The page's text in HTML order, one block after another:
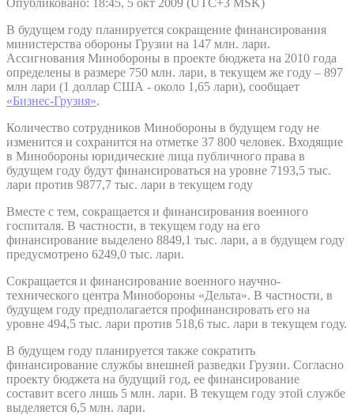
В будущем году планируется сокращение финансирования
министерства обороны Грузии на 147 млн. лари.
Ассигнования Минобороны в проекте бюджета на 2010 года
определены в размере 750 млн. лари, в текущем же году – 897
млн лари (1 доллар США - около 1,65 лари), сообщает
«Бизнес-Грузия».
Количество сотрудников Минобороны в будущем году не
изменится и сохранится на отметке 37 800 человек. Входящие
в Минобороны юридические лица публичного права в
будущем году будут финансироваться на уровне 7193,5 тыс.
лари против 9877,7 тыс. лари в текущем году
Вместе с тем, сокращается и финансирования военного
госпиталя. В частности, в текущем году на его
финансирование выделено 8849,1 тыс. лари, а в будущем году
предусмотрено 6249,0 тыс. лари.
Сокращается и финансирование военного научно-
технического центра Минобороны «Дельта». В частности, в
будущем году предполагается профинансировать его на
уровне 494,5 тыс. лари против 518,6 тыс. лари в текущем году.
В будущем году планируется также сократить
финансирование службы внешней разведки Грузии. Согласно
проекту бюджета на будущий год, ее финансирование
составит всего лишь 5 млн. лари. В текущем году этой службе
выделяется 6,5 млн. лари.